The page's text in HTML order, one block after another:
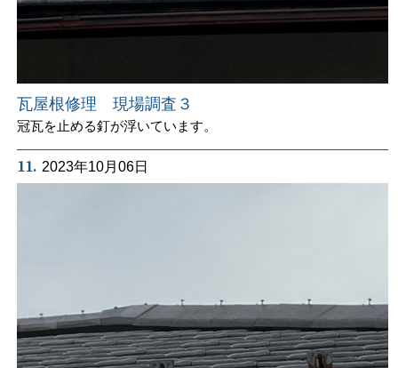
瓦屋根修理 現場調査３
冠瓦を止める釘が浮いています。
11. 2023年10月06日